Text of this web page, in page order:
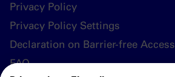
Privacy Policy
Privacy Policy Settings
Declaration on Barrier-free Access
FAQ